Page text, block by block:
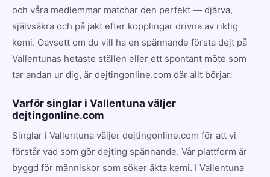
och våra medlemmar matchar den perfekt — djärva,
självsäkra och på jakt efter kopplingar drivna av riktig
kemi. Oavsett om du vill ha en spännande första dejt på
Vallentunas hetaste ställen eller ett spontant möte som
tar andan ur dig, är dejtingonline.com där allt börjar.
Varför singlar i Vallentuna väljer
dejtingonline.com
Singlar i Vallentuna väljer dejtingonline.com för att vi
förstår vad som gör dejting spännande. Vår plattform är
byggd för människor som söker äkta kemi. I Vallentuna